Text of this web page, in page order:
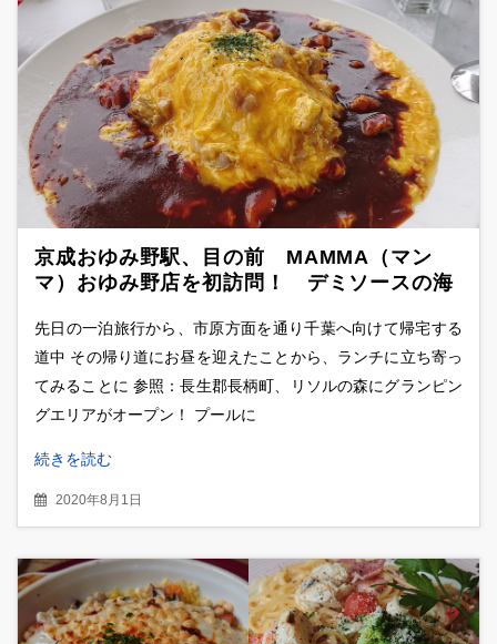
京成おゆみ野駅、目の前 MAMMA（マン
マ）おゆみ野店を初訪問！ デミソースの海
舌鼓！！
先日の一泊旅行から、市原方面を通り千葉へ向けて帰宅する
道中 その帰り道にお昼を迎えたことから、ランチに立ち寄っ
てみることに 参照：長生郡長柄町、リソルの森にグランピン
グエリアがオープン！ プールに
続きを読む
2020年8月1日